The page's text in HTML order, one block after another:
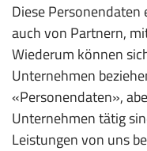
Diese
auch von Partnern,
Wiederum können
Unternehmen
«Personendaten»,
Unternehmen tätig
Leistungen von uns